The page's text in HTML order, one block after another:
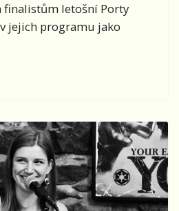
letošní Porty
jejich programu jako